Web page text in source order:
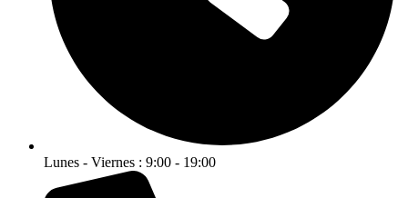
Lunes - Viernes : 9:00 - 19:00